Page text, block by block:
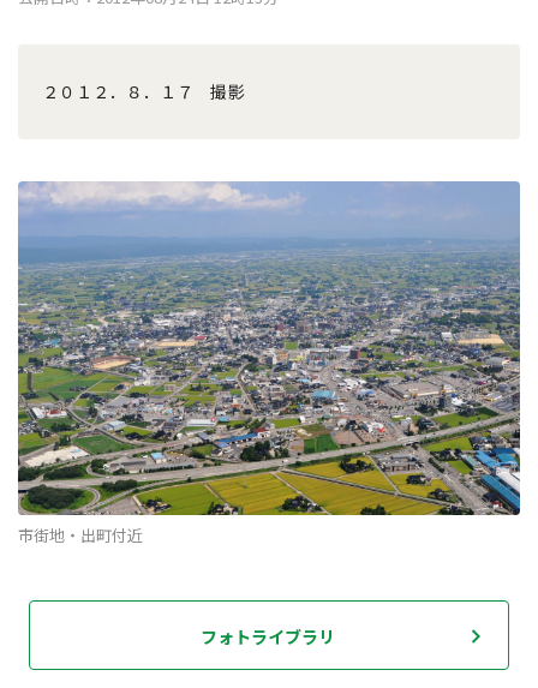
２０１２．８．１７ 撮影
市街地・出町付近
フォトライブラリ